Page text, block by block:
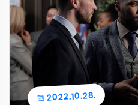
2022.10.28.